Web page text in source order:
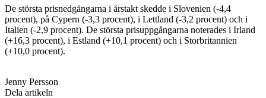
De största prisnedgångarna i årstakt skedde i Slovenien (-4,4
procent), på Cypern (-3,3 procent), i Lettland (-3,2 procent) och i
Italien (-2,9 procent). De största prisuppgångarna noterades i Irland
(+16,3 procent), i Estland (+10,1 procent) och i Storbritannien
(+10,0 procent).
Jenny Persson
Dela artikeln